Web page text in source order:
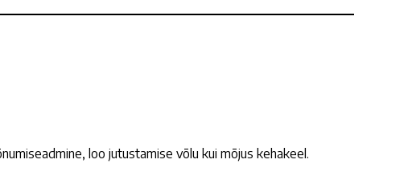
loo jutustamise võlu kui mõjus kehakeel.